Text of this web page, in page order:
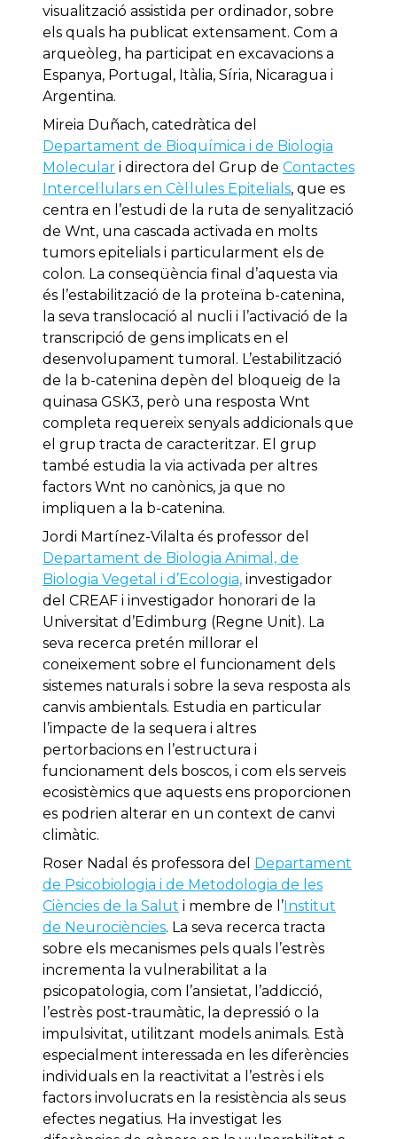
visualització assistida per ordinador, sobre
els quals ha publicat extensament. Com a
arqueòleg, ha participat en excavacions a
Espanya, Portugal, Itàlia, Síria, Nicaragua i
Argentina.
Mireia Duñach, catedràtica del
Departament de Bioquímica i de Biologia
Molecular i directora del Grup de Contactes
Intercel·lulars en Cèl·lules Epitelials, que es
centra en l’estudi de la ruta de senyalització
de Wnt, una cascada activada en molts
tumors epitelials i particularment els de
colon. La conseqüència final d’aquesta via
és l’estabilització de la proteïna b-catenina,
la seva translocació al nucli i l’activació de la
transcripció de gens implicats en el
desenvolupament tumoral. L’estabilització
de la b-catenina depèn del bloqueig de la
quinasa GSK3, però una resposta Wnt
completa requereix senyals addicionals que
el grup tracta de caracteritzar. El grup
també estudia la via activada per altres
factors Wnt no canònics, ja que no
impliquen a la b-catenina.
Jordi Martínez-Vilalta és professor del
Departament de Biologia Animal, de
Biologia Vegetal i d’Ecologia, investigador
del CREAF i investigador honorari de la
Universitat d’Edimburg (Regne Unit). La
seva recerca pretén millorar el
coneixement sobre el funcionament dels
sistemes naturals i sobre la seva resposta als
canvis ambientals. Estudia en particular
l’impacte de la sequera i altres
pertorbacions en l’estructura i
funcionament dels boscos, i com els serveis
ecosistèmics que aquests ens proporcionen
es podrien alterar en un context de canvi
climàtic.
Roser Nadal és professora del Departament
de Psicobiologia i de Metodologia de les
Ciències de la Salut i membre de l’Institut
de Neurociències. La seva recerca tracta
sobre els mecanismes pels quals l’estrès
incrementa la vulnerabilitat a la
psicopatologia, com l’ansietat, l’addicció,
l’estrès post-traumàtic, la depressió o la
impulsivitat, utilitzant models animals. Està
especialment interessada en les diferències
individuals en la reactivitat a l’estrès i els
factors involucrats en la resistència als seus
efectes negatius. Ha investigat les